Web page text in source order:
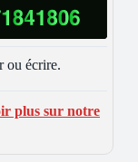
ou écrire.
plus sur notre